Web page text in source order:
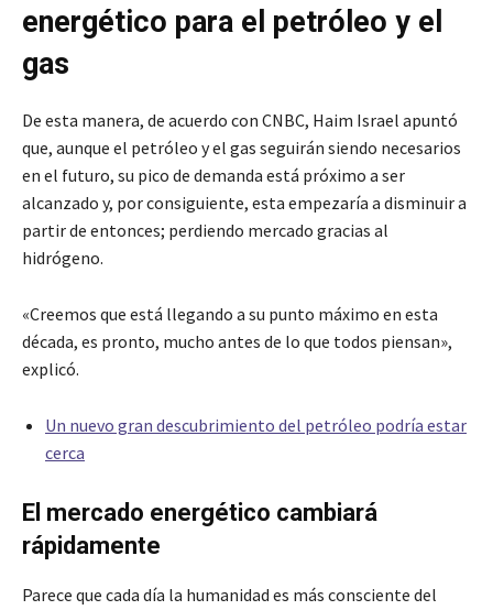
energético para el petróleo y el
gas
De esta manera, de acuerdo con CNBC, Haim Israel apuntó
que, aunque el petróleo y el gas seguirán siendo necesarios
en el futuro, su pico de demanda está próximo a ser
alcanzado y, por consiguiente, esta empezaría a disminuir a
partir de entonces; perdiendo mercado gracias al
hidrógeno.
«Creemos que está llegando a su punto máximo en esta
década, es pronto, mucho antes de lo que todos piensan»,
explicó.
Un nuevo gran descubrimiento del petróleo podría estar
cerca
El mercado energético cambiará
rápidamente
Parece que cada día la humanidad es más consciente del